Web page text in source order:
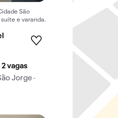
São
e varanda.
2 vagas
Jorge ·